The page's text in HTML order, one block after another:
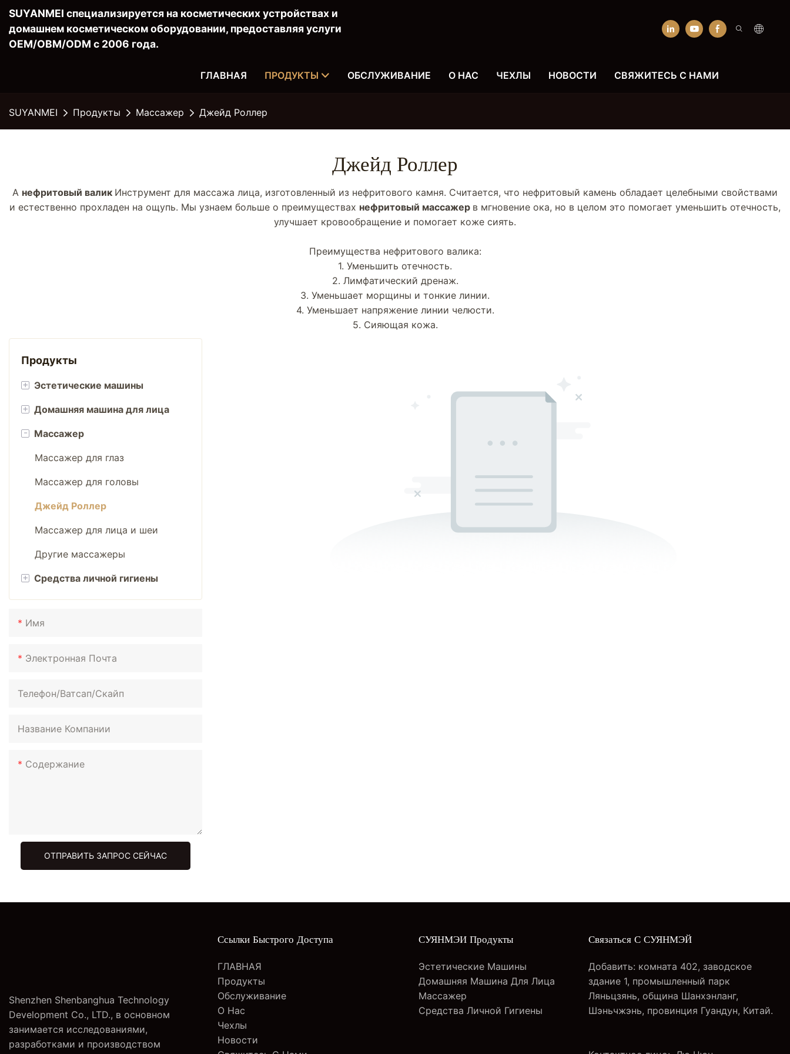
SUYANMEI специализируется на косметических устройствах и
домашнем косметическом оборудовании, предоставляя услуги
OEM/OBM/ODM с 2006 года.
ГЛАВНАЯ ПРОДУКТЫ ОБСЛУЖИВАНИЕ О НАС ЧЕХЛЫ НОВОСТИ СВЯЖИТЕСЬ С НАМИ
SUYANMEI Продукты Массажер Джейд Роллер
Джейд Роллер
A нефритовый валик Инструмент для массажа лица, изготовленный из нефритового камня. Считается, что нефритовый камень обладает целебными свойствами
и естественно прохладен на ощупь. Мы узнаем больше о преимуществах нефритовый массажер в мгновение ока, но в целом это помогает уменьшить отечность,
улучшает кровообращение и помогает коже сиять.
Преимущества нефритового валика:
1. Уменьшить отечность.
2. Лимфатический дренаж.
3. Уменьшает морщины и тонкие линии.
4. Уменьшает напряжение линии челюсти.
5. Сияющая кожа.
Продукты
+ Эстетические машины
Терапия красным светом
Система вакуумной кавитации
ФДТ машина
ЭМС скульптурная машина
RF машина красоты
Создатель Масок
+ Домашняя машина для лица
Ледяные шары
Скруббер для кожи
Вакуумное средство для
- Массажер
Массажер для глаз
Массажер для головы
Джейд Роллер
Массажер для лица и шеи
Другие массажеры
+ Средства личной гигиены
Перезаряжаемая грелка для
Электрические обогреватели
Увлажнители
щипцы для завивки
валик для волос
Имя
Электронная Почта
Телефон/ватсап/скайп
Название Компании
Содержание
ОТПРАВИТЬ ЗАПРОС СЕЙЧАС
Shenzhen Shenbanghua Technology
Development Co., LTD., в основном
занимается исследованиями,
разработками и производством
Ссылки Быстрого Доступа
ГЛАВНАЯ
Продукты
Обслуживание
О Нас
Чехлы
Новости
СУЯНМЭИ Продукты
Эстетические Машины
Домашняя Машина Для Лица
Массажер
Средства Личной Гигиены
Связаться С СУЯНМЭЙ
Добавить: комната 402, заводское
здание 1, промышленный парк
Ляньцзянь, община Шанхэнланг,
Шэньчжэнь, провинция Гуандун, Китай.